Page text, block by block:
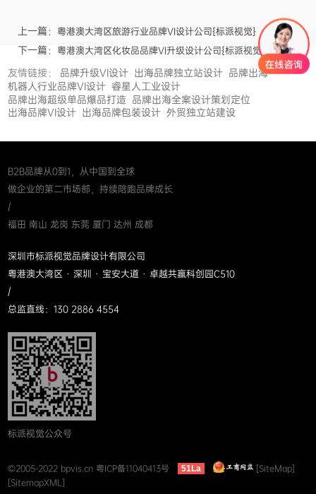
上一篇： 粤港澳大湾区旅游行业品牌VI设计公司{标派视觉}
下一篇： 粤港澳大湾区化妆品品牌VI升级设计公司{标派视觉}
友情链接： 品牌升级VI设计 出海品牌独立站设计 品牌出海
机器人行业品牌VI设计 睿星人工业设计
品牌出海超级单品爆品打造 品牌出海全案设计策划定位
出海品牌VI设计 出海品牌包装设计 外贸独立站建设
B2B品牌从0到1，从中国到全球
做企业的第二市场部，持续陪跑品牌成长
/
福田 南山 龙岗 东莞 厦门 达州 成都
深圳市标派视觉品牌设计有限公司
粤港澳大湾区 · 深圳 · 宝安大道 · 卓越共赢科创园C510
/
总监直线：130 2886 4554
标派视觉公众号
©2005-2022 bpvis.cn 粤ICP备11040413号 51La
[SiteMap]
[SitemapXML]